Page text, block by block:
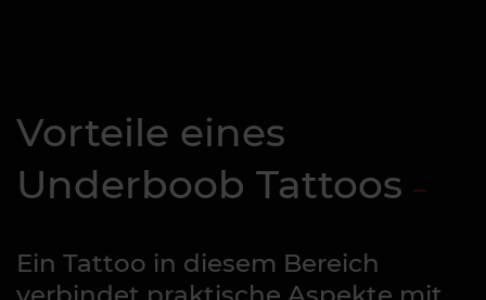
Vorteile eines
Underboob Tattoos
Ein Tattoo in diesem Bereich